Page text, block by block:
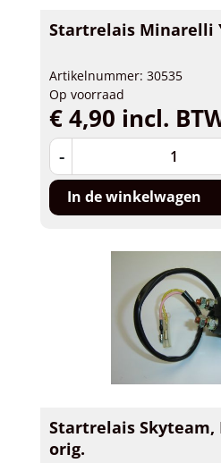
Startrelais Minarelli
Artikelnummer: 30535
Op voorraad
€ 4,90 incl.
-
In de winkelwagen
Startrelais Skyteam,
orig.